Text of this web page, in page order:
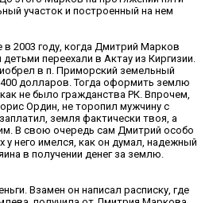
участок и построенный на нем
в 2003 году, когда Дмитрий Марков
переехали в Актау из Киргизии.
в п. Приморский земельный
долларов. Тогда оформить землю
не было гражданства РК. Впрочем,
Ордин, не торопил мужчину с
земля фактически твоя, а
В свою очередь сам Дмитрий особо
у него имелся, как он думал, надежный
в получении денег за землю.
Взамен он написал расписку, где